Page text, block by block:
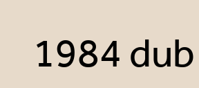
1984 dub